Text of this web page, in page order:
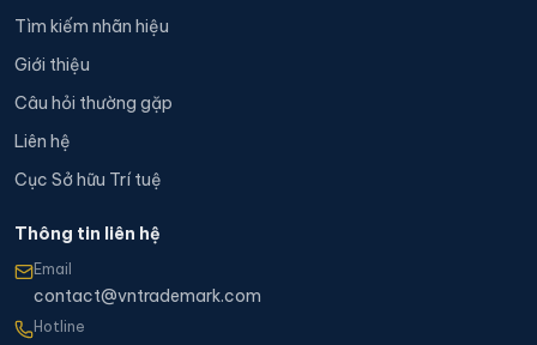
Tìm kiếm nhãn hiệu
Giới thiệu
Câu hỏi thường gặp
Liên hệ
Cục Sở hữu Trí tuệ
Thông tin liên hệ
Email
contact@vntrademark.com
Hotline